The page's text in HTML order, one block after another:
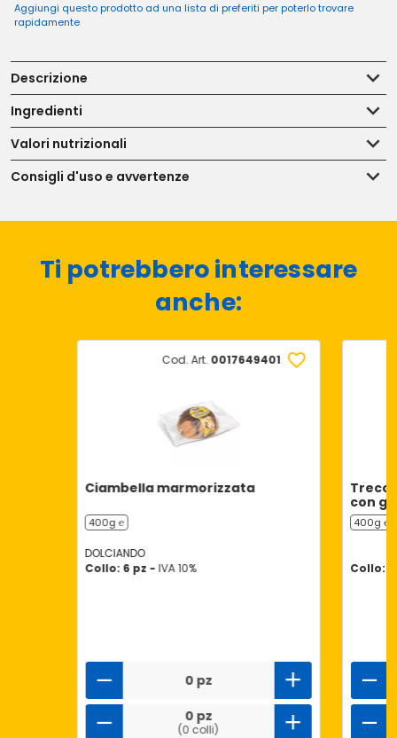
Aggiungi questo prodotto ad una lista di preferiti per poterlo trovare
rapidamente
Descrizione
Ingredienti
Valori nutrizionali
Consigli d'uso e avvertenze
Ti potrebbero interessare
anche:
Cod. Art. 0017649401
Ciambella marmorizzata
400g ℮
DOLCIANDO
Collo: 6 pz - IVA 10%
0 pz
0 pz
(0 colli)
con
400g ℮
Collo: